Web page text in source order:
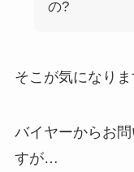
の?
そこが気になりま
バイヤーからお
すが…